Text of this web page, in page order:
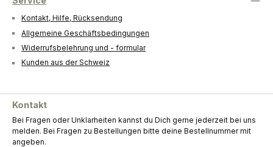
Kontakt, Hilfe, Rücksendung
Allgemeine Geschäftsbedingungen
Widerrufsbelehrung und - formular
Kunden aus der Schweiz
Kontakt
Bei Fragen oder Unklarheiten kannst du Dich gerne jederzeit bei uns
melden. Bei Fragen zu Bestellungen bitte deine Bestellnummer mit
angeben.